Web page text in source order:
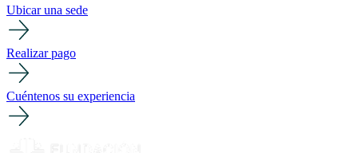
Ubicar una sede
Realizar pago
Cuéntenos su experiencia